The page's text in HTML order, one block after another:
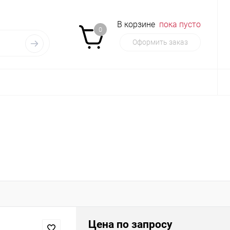
0
В корзине пока пусто
Оформить заказ
Цена по запросу